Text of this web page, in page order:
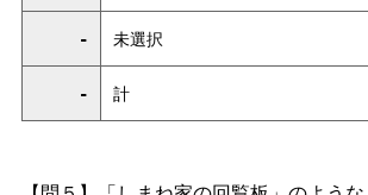
- 未選択
- 計